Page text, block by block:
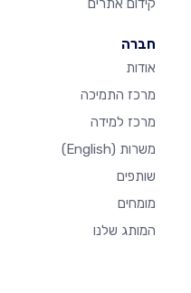
קידום אתרים
חברה
אודות
מרכז התמיכה
מרכז למידה
משרות (English)
שותפים
מומחים
המותג שלנו